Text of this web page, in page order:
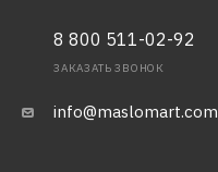
8 800 511-02-92
ЗАКАЗАТЬ ЗВОНОК
info@maslomart.com